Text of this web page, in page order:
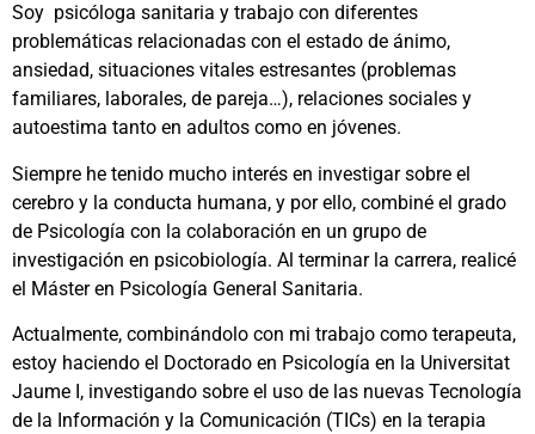
Soy psicóloga sanitaria y trabajo con diferentes
problemáticas relacionadas con el estado de ánimo,
ansiedad, situaciones vitales estresantes (problemas
familiares, laborales, de pareja…), relaciones sociales y
autoestima tanto en adultos como en jóvenes.
Siempre he tenido mucho interés en investigar sobre el
cerebro y la conducta humana, y por ello, combiné el grado
de Psicología con la colaboración en un grupo de
investigación en psicobiología. Al terminar la carrera, realicé
el Máster en Psicología General Sanitaria.
Actualmente, combinándolo con mi trabajo como terapeuta,
estoy haciendo el Doctorado en Psicología en la Universitat
Jaume I, investigando sobre el uso de las nuevas Tecnología
de la Información y la Comunicación (TICs) en la terapia